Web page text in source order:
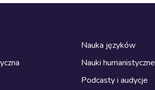
Nauka języków
Nauki humanistyczne
Podcasty i audycje